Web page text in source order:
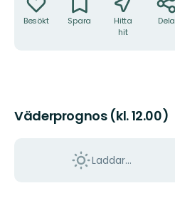
Besökt Spara
Hitta
hit
Dela
Väderprognos (kl. 12.00)
Laddar...